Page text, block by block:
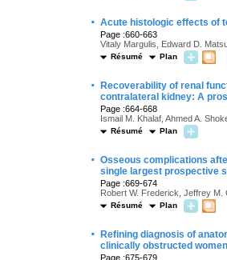
· Acute histologic effects of
Page :660-663
Vitaly Margulis, Edward D.
Résumé Plan
·
Recoverability of renal
contralateral kidney: A
Page :664-668
Ismail M. Khalaf, Ahmed A.
Résumé Plan
· Osseous complications
single largest prospective
Page :669-674
Robert W. Frederick, Jeffrey M.
Résumé Plan
·
Refining diagnosis of
clinically obstructed
Page :675-679